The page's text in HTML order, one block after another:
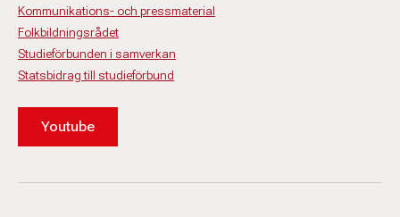
Kommunikations- och pressmaterial
Folkbildningsrådet
Studieförbunden i samverkan
Statsbidrag till studieförbund
Youtube